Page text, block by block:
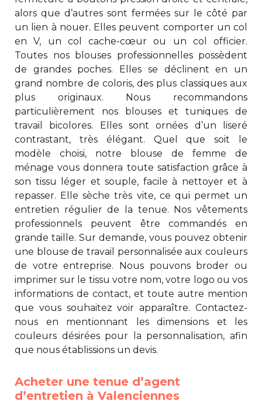
alors que d’autres sont fermées sur le côté par
un lien à nouer. Elles peuvent comporter un col
en V, un col cache-cœur ou un col officier.
Toutes nos blouses professionnelles possèdent
de grandes poches. Elles se déclinent en un
grand nombre de coloris, des plus classiques aux
plus originaux. Nous recommandons
particulièrement nos blouses et tuniques de
travail bicolores. Elles sont ornées d’un liseré
contrastant, très élégant. Quel que soit le
modèle choisi, notre blouse de femme de
ménage vous donnera toute satisfaction grâce à
son tissu léger et souple, facile à nettoyer et à
repasser. Elle sèche très vite, ce qui permet un
entretien régulier de la tenue. Nos vêtements
professionnels peuvent être commandés en
grande taille. Sur demande, vous pouvez obtenir
une blouse de travail personnalisée aux couleurs
de votre entreprise. Nous pouvons broder ou
imprimer sur le tissu votre nom, votre logo ou vos
informations de contact, et toute autre mention
que vous souhaitez voir apparaître. Contactez-
nous en mentionnant les dimensions et les
couleurs désirées pour la personnalisation, afin
que nous établissions un devis.
Acheter une tenue d’agent
d’entretien à Valenciennes